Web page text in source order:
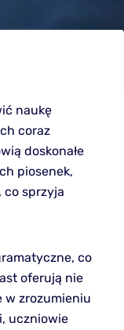
naukę
coraz
doskonałe
piosenek,
co sprzyja
co
oferują nie
w zrozumieniu
uczniowie